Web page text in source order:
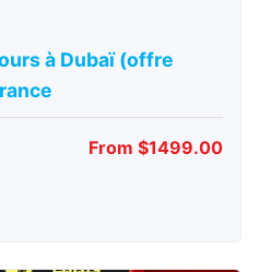
à Dubaï (offre
From $1499.00